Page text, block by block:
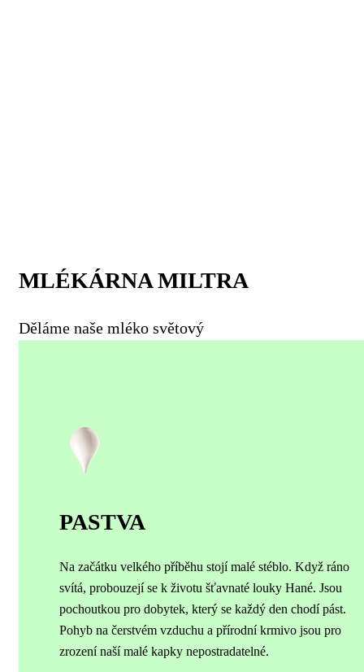
MLÉKÁRNA MILTRA
Děláme naše mléko světový
PASTVA
Na začátku velkého příběhu stojí malé stéblo. Když ráno
svítá, probouzejí se k životu šťavnaté louky Hané. Jsou
pochoutkou pro dobytek, který se každý den chodí pást.
Pohyb na čerstvém vzduchu a přírodní krmivo jsou pro
zrození naší malé kapky nepostradatelné.